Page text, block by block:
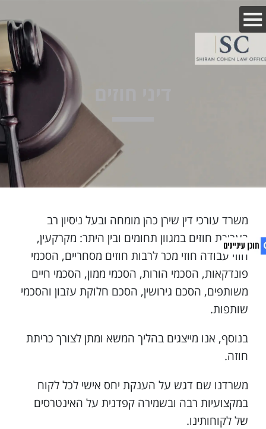
משרד עורכי דין שירן כהן מומחה ובעל ניסיון רב
בעריכת חוזים במגוון תחומים ובין היתר: מקרקעין,
חוזי עבודה חוזי מכר לרבות חוזים מסחריים, הסכמי
פונדקאות, הסכמי הורות, הסכמי ממון, הסכמי חיים
משותפים, הסכם גירושין, הסכם חלוקת עזבון והסכמי
שותפות.
בנוסף, אנו מייצגים בהליך המשא ומתן לצורך כריתת
חוזה.
משרדנו שם דגש על הענקת יחס אישי לכל לקוח
במקצועיות רבה ובשמירה קפדנית על האינטרסים
של לקוחותינו.